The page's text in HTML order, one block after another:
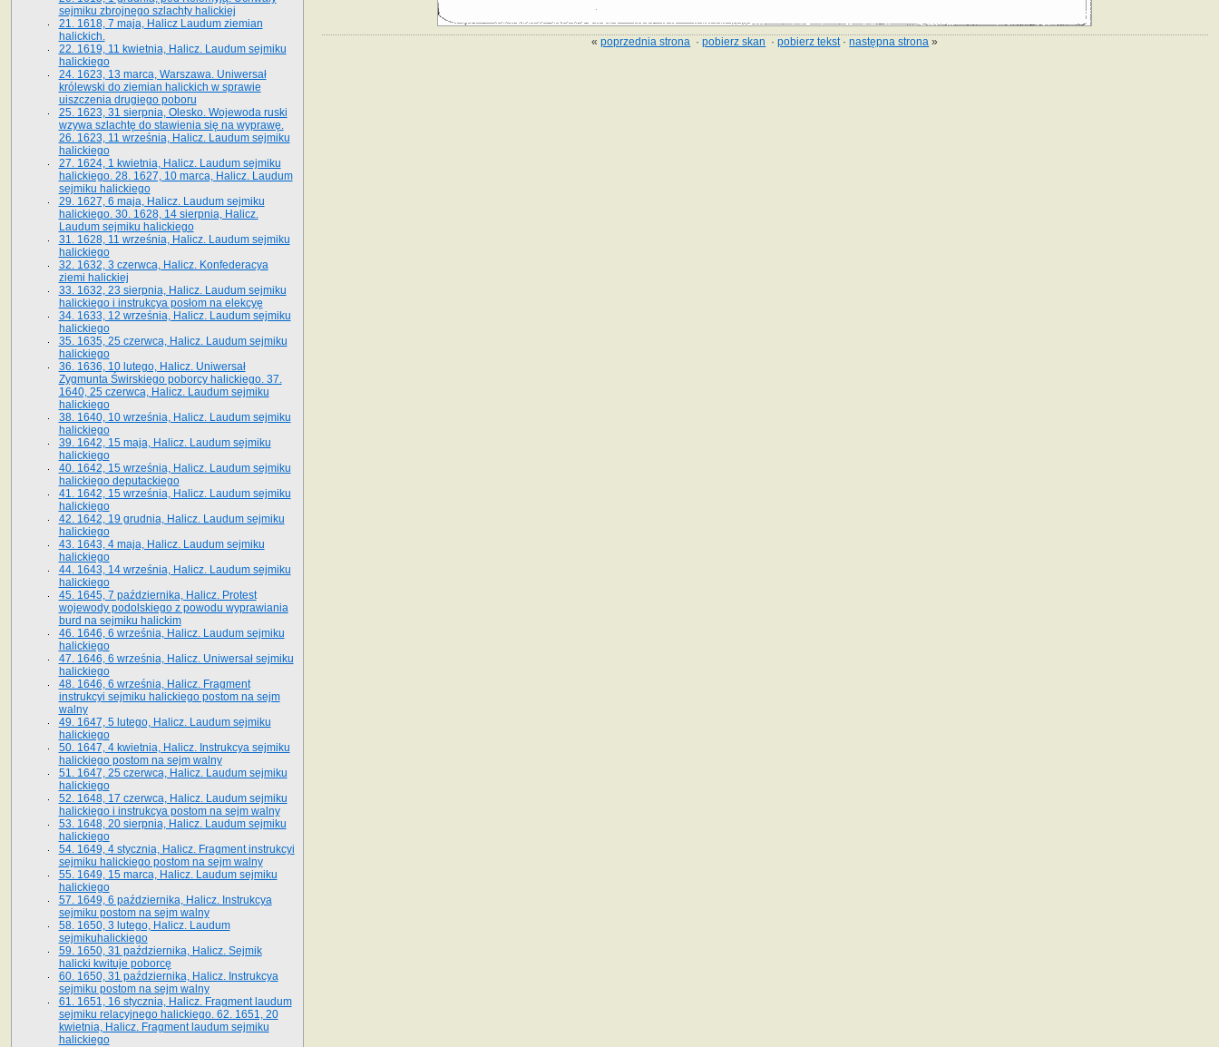
«poprzednia strona ·pobierz skan ·pobierz tekst·następna strona »
sejmiku zbrojnego szlachty halickiej
21. 1618, 7 maja, Halicz Laudum ziemian
halickich.
22. 1619, 11 kwietnia, Halicz. Laudum sejmiku
halickiego
24. 1623, 13 marca, Warszawa. Uniwersał
królewski do ziemian halickich w sprawie
uiszczenia drugiego poboru
25. 1623, 31 sierpnia, Olesko. Wojewoda ruski
wzywa szlachtę do stawienia się na wyprawę.
26. 1623, 11 września, Halicz. Laudum sejmiku
halickiego
27. 1624, 1 kwietnia, Halicz. Laudum sejmiku
halickiego. 28. 1627, 10 marca, Halicz. Laudum
sejmiku halickiego
29. 1627, 6 maja, Halicz. Laudum sejmiku
halickiego. 30. 1628, 14 sierpnia, Halicz.
Laudum sejmiku halickiego
31. 1628, 11 września, Halicz. Laudum sejmiku
halickiego
32. 1632, 3 czerwca, Halicz. Konfederacya
ziemi halickiej
33. 1632, 23 sierpnia, Halicz. Laudum sejmiku
halickiego i instrukcya posłom na elekcyę
34. 1633, 12 września, Halicz. Laudum sejmiku
halickiego
35. 1635, 25 czerwca, Halicz. Laudum sejmiku
halickiego
36. 1636, 10 lutego, Halicz. Uniwersał
Zygmunta Świrskiego poborcy halickiego. 37.
1640, 25 czerwca, Halicz. Laudum sejmiku
halickiego
38. 1640, 10 września, Halicz. Laudum sejmiku
halickiego
39. 1642, 15 maja, Halicz. Laudum sejmiku
halickiego
40. 1642, 15 września, Halicz. Laudum sejmiku
halickiego deputackiego
41. 1642, 15 września, Halicz. Laudum sejmiku
halickiego
42. 1642, 19 grudnia, Halicz. Laudum sejmiku
halickiego
43. 1643, 4 maja, Halicz. Laudum sejmiku
halickiego
44. 1643, 14 września, Halicz. Laudum sejmiku
halickiego
45. 1645, 7 października, Halicz. Protest
wojewody podolskiego z powodu wyprawiania
burd na sejmiku halickim
46. 1646, 6 września, Halicz. Laudum sejmiku
halickiego
47. 1646, 6 września, Halicz. Uniwersał sejmiku
halickiego
48. 1646, 6 września, Halicz. Fragment
instrukcyi sejmiku halickiego postom na sejm
walny
49. 1647, 5 lutego, Halicz. Laudum sejmiku
halickiego
50. 1647, 4 kwietnia, Halicz. Instrukcya sejmiku
halickiego postom na sejm walny
51. 1647, 25 czerwca, Halicz. Laudum sejmiku
halickiego
52. 1648, 17 czerwca, Halicz. Laudum sejmiku
halickiego i instrukcya postom na sejm walny
53. 1648, 20 sierpnia, Halicz. Laudum sejmiku
halickiego
54. 1649, 4 stycznia, Halicz. Fragment instrukcyi
sejmiku halickiego postom na sejm walny
55. 1649, 15 marca, Halicz. Laudum sejmiku
halickiego
57. 1649, 6 października, Halicz. Instrukcya
sejmiku postom na sejm walny
58. 1650, 3 lutego, Halicz. Laudum
sejmikuhalickiego
59. 1650, 31 października, Halicz. Sejmik
halicki kwituje poborcę
60. 1650, 31 października, Halicz. Instrukcya
sejmiku postom na sejm walny
61. 1651, 16 stycznia, Halicz. Fragment laudum
sejmiku relacyjnego halickiego. 62. 1651, 20
kwietnia, Halicz. Fragment laudum sejmiku
halickiego